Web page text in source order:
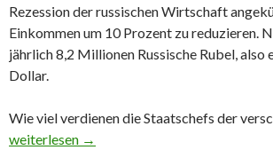
Rezession der russischen Wirtschaft
Einkommen um 10 Prozent zu reduzieren.
jährlich 8,2 Millionen Russische Rubel, also
Dollar.
Wie viel verdienen die Staatschefs der
Top 10 der bestverdienenden Staatschefs
weiterlesen →